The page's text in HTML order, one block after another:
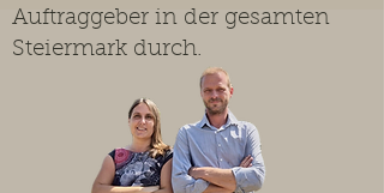
Auftraggeber in der gesamten
Steiermark durch.